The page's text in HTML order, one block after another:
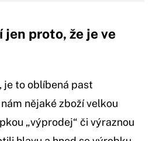
proto, že je ve
je to oblíbená past
nějaké zboží velkou
„výprodej“ či výraznou